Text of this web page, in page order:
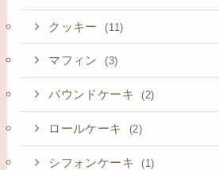
クッキー (11)
マフィン (3)
パウンドケーキ (2)
ロールケーキ (2)
シフォンケーキ (1)